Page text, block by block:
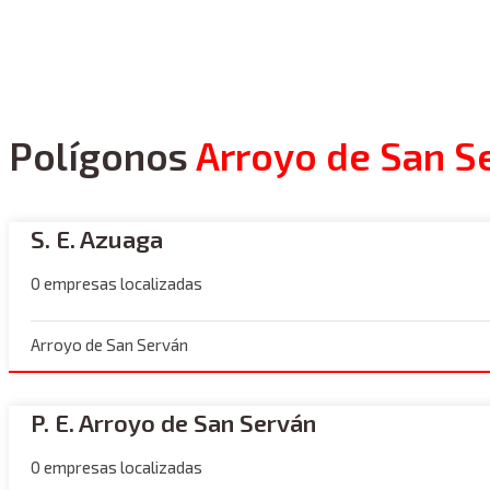
Polígonos Arroyo de San
S. E. Azuaga
0 empresas localizadas
Arroyo de San Serván
P. E. Arroyo de San Serván
0 empresas localizadas